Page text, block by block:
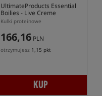
UltimateProducts Essential
Boilies - Live Creme
Kulki proteinowe
166,16 PLN
otrzymujesz 1,15 pkt
KUP